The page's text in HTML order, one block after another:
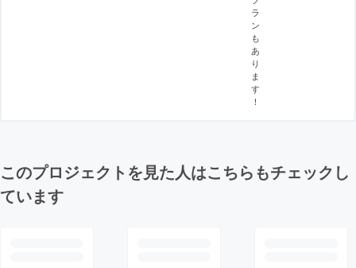
ラ
ン
も
あ
り
ま
す
！
このプロジェクトを見た人はこちらもチェックし
ています